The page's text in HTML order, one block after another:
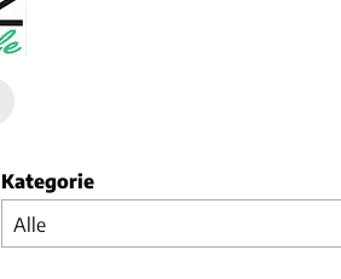
Kategorie